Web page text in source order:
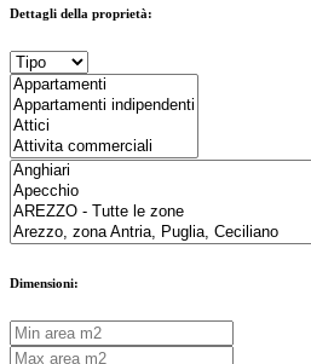
Dettagli della proprietà:
Dimensioni: